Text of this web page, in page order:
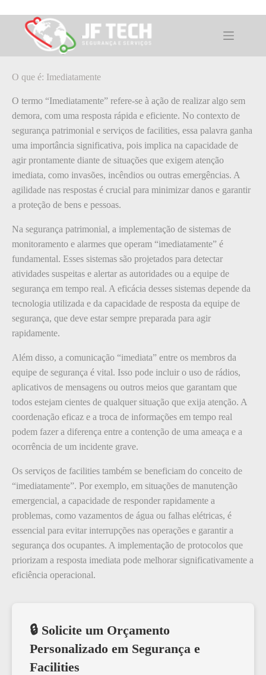
para
conteúdoO que é: Imediatamente
O que é: Imediatamente
O termo “Imediatamente” refere-se à ação de realizar algo sem
demora, com uma resposta rápida e eficiente. No contexto de
segurança patrimonial e serviços de facilities, essa palavra ganha
uma importância significativa, pois implica na capacidade de
agir prontamente diante de situações que exigem atenção
imediata, como invasões, incêndios ou outras emergências. A
agilidade nas respostas é crucial para minimizar danos e garantir
a proteção de bens e pessoas.
Na segurança patrimonial, a implementação de sistemas de
monitoramento e alarmes que operam “imediatamente” é
fundamental. Esses sistemas são projetados para detectar
atividades suspeitas e alertar as autoridades ou a equipe de
segurança em tempo real. A eficácia desses sistemas depende da
tecnologia utilizada e da capacidade de resposta da equipe de
segurança, que deve estar sempre preparada para agir
rapidamente.
Além disso, a comunicação “imediata” entre os membros da
equipe de segurança é vital. Isso pode incluir o uso de rádios,
aplicativos de mensagens ou outros meios que garantam que
todos estejam cientes de qualquer situação que exija atenção. A
coordenação eficaz e a troca de informações em tempo real
podem fazer a diferença entre a contenção de uma ameaça e a
ocorrência de um incidente grave.
Os serviços de facilities também se beneficiam do conceito de
“imediatamente”. Por exemplo, em situações de manutenção
emergencial, a capacidade de responder rapidamente a
problemas, como vazamentos de água ou falhas elétricas, é
essencial para evitar interrupções nas operações e garantir a
segurança dos ocupantes. A implementação de protocolos que
priorizam a resposta imediata pode melhorar significativamente a
eficiência operacional.
🔒 Solicite um Orçamento
Personalizado em Segurança e
Facilities